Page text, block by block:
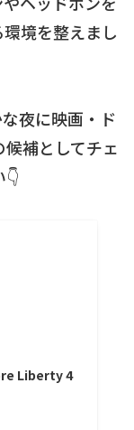
境を整えまし
夜に映画・ド
補としてチェ
Liberty 4